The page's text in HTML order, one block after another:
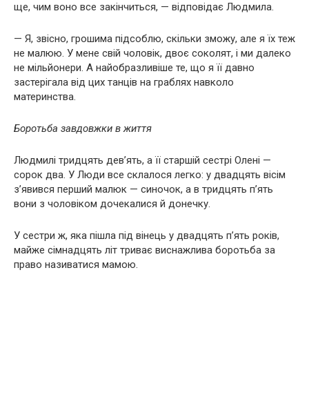
ще, чим воно все закінчиться, — відповідає Людмила.
— Я, звісно, грошима підсоблю, скільки зможу, але я їх теж
не малюю. У мене свій чоловік, двоє соколят, і ми далеко
не мільйонери. А найобразливіше те, що я її давно
застерігала від цих танців на граблях навколо
материнства.
Боротьба завдовжки в життя
Людмилі тридцять дев’ять, а її старшій сестрі Олені —
сорок два. У Люди все склалося легко: у двадцять вісім
з’явився перший малюк — синочок, а в тридцять п’ять
вони з чоловіком дочекалися й донечку.
У сестри ж, яка пішла під вінець у двадцять п’ять років,
майже сімнадцять літ триває виснажлива боротьба за
право називатися мамою.